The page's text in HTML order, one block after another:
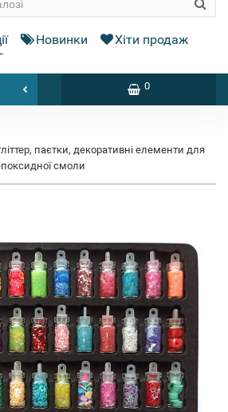
Новинки
Хіти продаж
0
паєтки, декоративні елементи для
смоли